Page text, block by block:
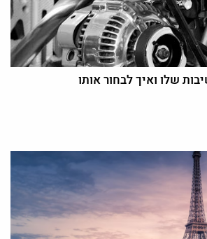
שלו ואיך לבחור אותו